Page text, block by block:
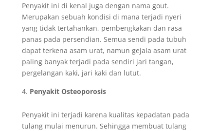
Penyakit ini di kenal juga dengan nama gout.
Merupakan sebuah kondisi di mana terjadi nyeri
yang tidak tertahankan, pembengkakan dan rasa
panas pada persendian. Semua sendi pada tubuh
dapat terkena asam urat, namun gejala asam urat
paling banyak terjadi pada sendiri jari tangan,
pergelangan kaki, jari kaki dan lutut.
Penyakit Osteoporosis
Penyakit ini terjadi karena kualitas kepadatan pada
tulang mulai menurun. Sehingga membuat tulang